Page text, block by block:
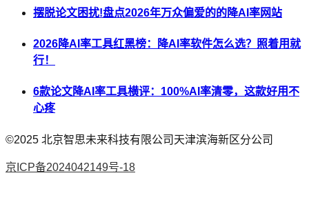
摆脱论文困扰!盘点2026年万众偏爱的的降AI率网站
2026降AI率工具红黑榜：降AI率软件怎么选？照着用就
行！
6款论文降AI率工具横评：100%AI率清零，这款好用不
心疼
©2025 北京智思未来科技有限公司天津滨海新区分公司
京ICP备2024042149号-18